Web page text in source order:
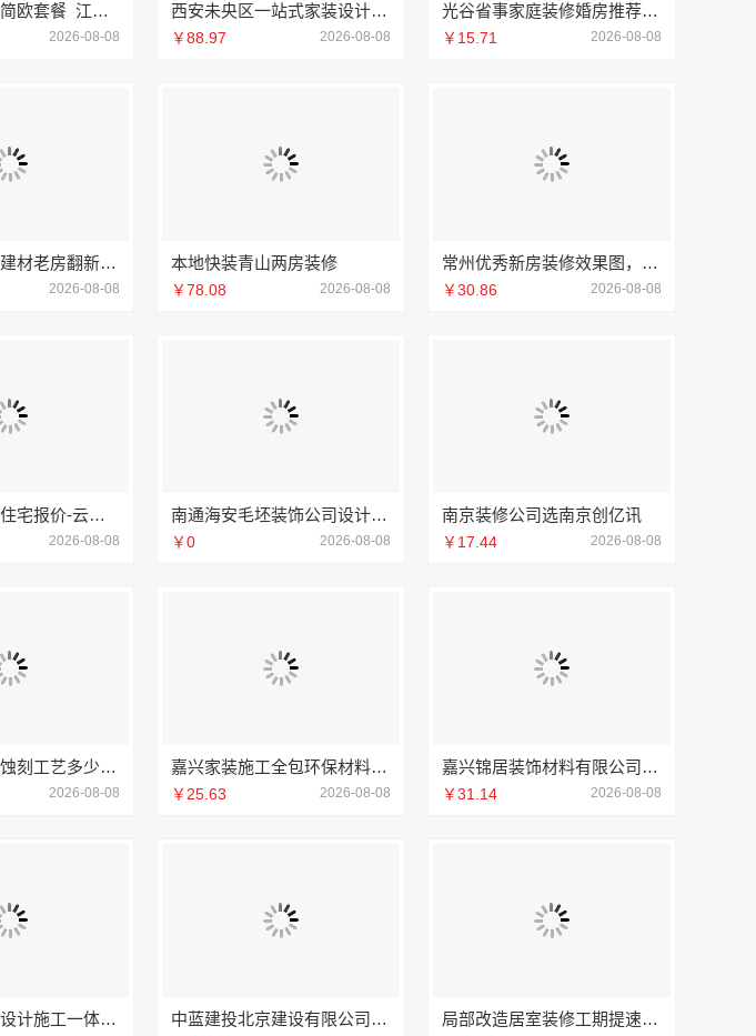
本地全屋定制简欧套餐_江西尚宅尚品
2026-08-08
西安未央区一站式家装设计刚需房售后完善 居安天成
￥88.97 2026-08-08
光谷省事家庭装修婚房推荐本地快装（湖北）
￥15.71 2026-08-08
湖南美学筑家建材老房翻新：湖南装修公司首选
2026-08-08
本地快装青山两房装修
￥78.08 2026-08-08
常州优秀新房装修效果图，常州宜居佳装饰打造理想新家
￥30.86 2026-08-08
轻奢高端重钢住宅报价-云南晟构建筑建材有限公司
2026-08-08
南通海安毛坯装饰公司设计，南通宏域全宅装饰建材有限公司专业规划
￥0 2026-08-08
南京装修公司选南京创亿讯
￥17.44 2026-08-08
别墅装饰工程蚀刻工艺多少钱——江苏东钢金属家居报价
2026-08-08
嘉兴家装施工全包环保材料_嘉兴美派建材科技有限公司
￥25.63 2026-08-08
嘉兴锦居装饰材料有限公司，秀洲区装饰排名公寓优选
￥31.14 2026-08-08
苏州装饰婚房设计施工一体化-苏州兔哥哥智装新材料 中蓝建投北京建设有限公司四川全包重钢别墅 局部改造居室装修工期提速，万赢饰家快速交付